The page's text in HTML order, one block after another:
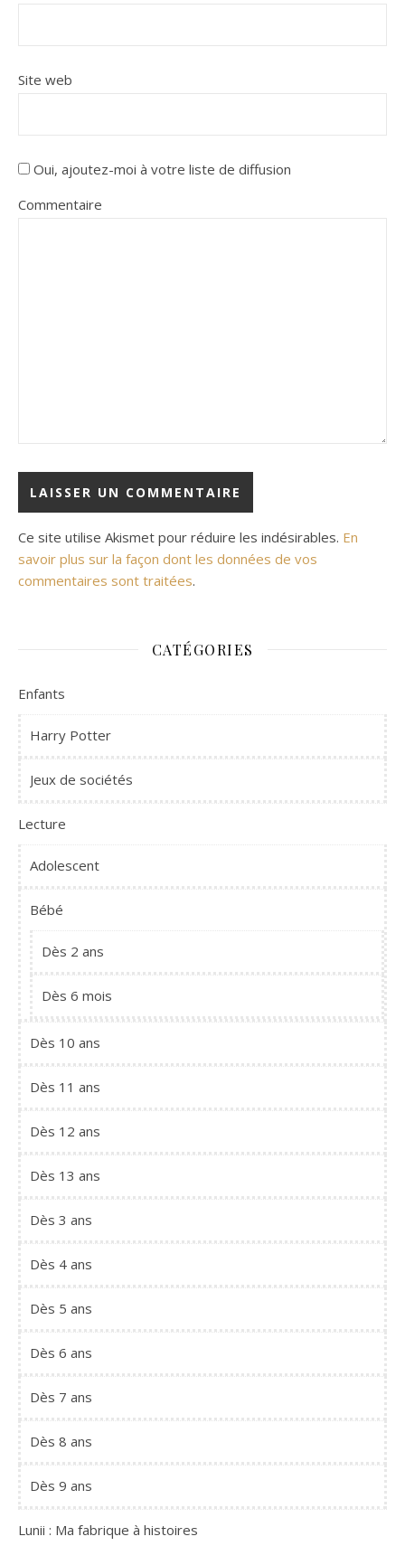
Site web
Oui, ajoutez-moi à votre liste de diffusion
Commentaire
Ce site utilise Akismet pour réduire les indésirables. En
savoir plus sur la façon dont les données de vos
commentaires sont traitées.
CATÉGORIES
Enfants
Harry Potter
Jeux de sociétés
Lecture
Adolescent
Bébé
Dès 2 ans
Dès 6 mois
Dès 10 ans
Dès 11 ans
Dès 12 ans
Dès 13 ans
Dès 3 ans
Dès 4 ans
Dès 5 ans
Dès 6 ans
Dès 7 ans
Dès 8 ans
Dès 9 ans
Lunii : Ma fabrique à histoires